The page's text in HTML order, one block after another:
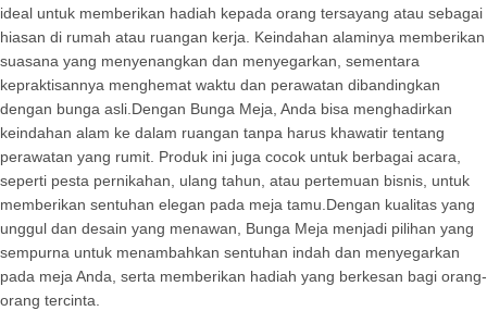
ideal untuk memberikan hadiah kepada orang tersayang atau sebagai
hiasan di rumah atau ruangan kerja. Keindahan alaminya memberikan
suasana yang menyenangkan dan menyegarkan, sementara
kepraktisannya menghemat waktu dan perawatan dibandingkan
dengan bunga asli.Dengan Bunga Meja, Anda bisa menghadirkan
keindahan alam ke dalam ruangan tanpa harus khawatir tentang
perawatan yang rumit. Produk ini juga cocok untuk berbagai acara,
seperti pesta pernikahan, ulang tahun, atau pertemuan bisnis, untuk
memberikan sentuhan elegan pada meja tamu.Dengan kualitas yang
unggul dan desain yang menawan, Bunga Meja menjadi pilihan yang
sempurna untuk menambahkan sentuhan indah dan menyegarkan
pada meja Anda, serta memberikan hadiah yang berkesan bagi orang-
orang tercinta.